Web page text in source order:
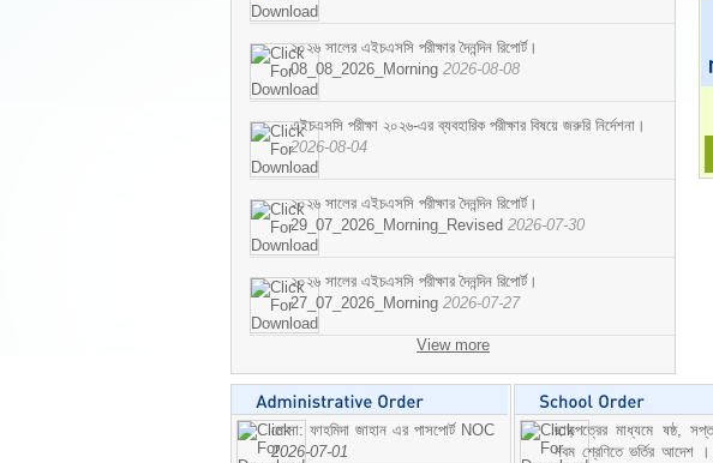
২০২৬ সালের এইচএসসি পরীক্ষার দৈনন্দিন রিপোর্ট।
08_08_2026_Morning 2026-08-08
এইচএসসি পরীক্ষা ২০২৬-এর ব্যবহারিক পরীক্ষার বিষয়ে জরুরি নির্দেশনা।
2026-08-04
২০২৬ সালের এইচএসসি পরীক্ষার দৈনন্দিন রিপোর্ট।
29_07_2026_Morning_Revised 2026-07-30
২০২৬ সালের এইচএসসি পরীক্ষার দৈনন্দিন রিপোর্ট।
27_07_2026_Morning 2026-07-27
View more
মোসা: ফাহমিদা জাহান এর পাসপোর্ট NOC
2026-07-01
ছাড়পত্রের মাধ্যমে ষষ্ঠ,
নবম শ্রেণিতে ভর্তির আদেশ ।